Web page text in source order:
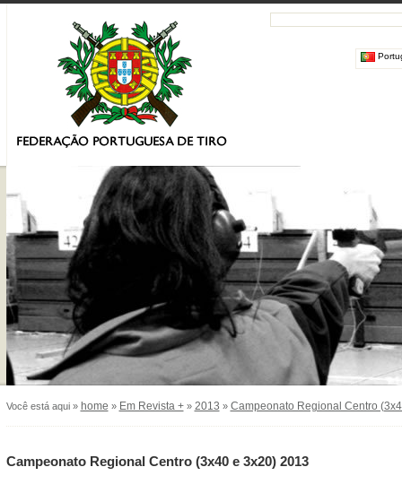
Você está aqui » home » Em Revista +» 2013 » Campeonato Regional Centro
Campeonato Regional Centro (3x40 e 3x20) 2013